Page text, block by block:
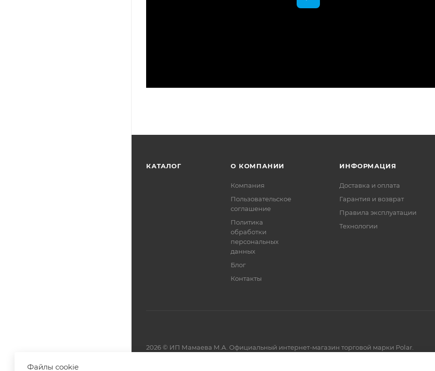
КАТАЛОГ О КОМПАНИИ
Компания
Пользовательское
соглашение
Политика
обработки
персональных
данных
Блог
Контакты
ИНФОРМАЦИЯ
Доставка и оплата
Гарантия и возврат
Правила эксплуатации
Технологии
2026 © ИП Мамаева М.А. Официальный интернет-магазин торговой марки Polar.
Файлы cookie